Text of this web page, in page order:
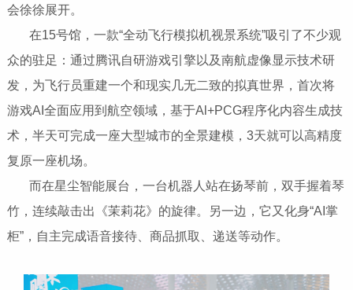
会徐徐展开。
​​​​​​​ 在15号馆，一款“全动飞行模拟机视景系统”吸引了不少观
众的驻足：通过腾讯自研游戏引擎以及南航虚像显示技术研
发，为飞行员重建一个和现实几无二致的拟真世界，首次将
游戏AI全面应用到航空领域，基于Al+PCG程序化内容生成技
术，半天可完成一座大型城市的全景建模，3天就可以高精度
复原一座机场。
​​​​​​​ 而在星尘智能展台，一台机器人站在扬琴前，双手握着琴
竹，连续敲击出《茉莉花》的旋律。另一边，它又化身“AI掌
柜”，自主完成语音接待、商品抓取、递送等动作。